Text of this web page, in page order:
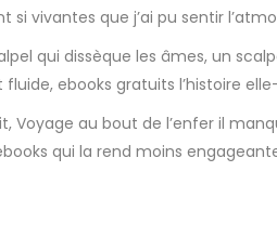
si vivantes que j’ai pu sentir
qui dissèque les âmes, un
fluide, ebooks gratuits l’histoire
Voyage au bout de l’enfer il
qui la rend moins